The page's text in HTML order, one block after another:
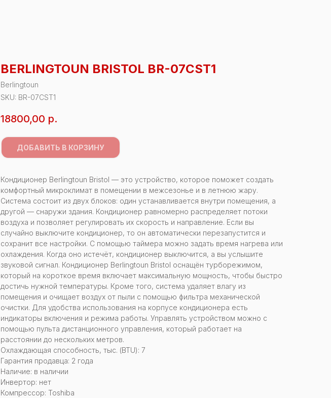
BERLINGTOUN BRISTOL BR-07CST1
Berlingtoun
SKU: BR-07CST1
18800,00 р.
ДОБАВИТЬ В КОРЗИНУ
Кондиционер Berlingtoun Bristol — это устройство, которое поможет создать
комфортный микроклимат в помещении в межсезонье и в летнюю жару.
Система состоит из двух блоков: один устанавливается внутри помещения, а
другой — снаружи здания. Кондиционер равномерно распределяет потоки
воздуха и позволяет регулировать их скорость и направление. Если вы
случайно выключите кондиционер, то он автоматически перезапустится и
сохранит все настройки. С помощью таймера можно задать время нагрева или
охлаждения. Когда оно истечёт, кондиционер выключится, а вы услышите
звуковой сигнал. Кондиционер Berlingtoun Bristol оснащён турборежимом,
который на короткое время включает максимальную мощность, чтобы быстро
достичь нужной температуры. Кроме того, система удаляет влагу из
помещения и очищает воздух от пыли с помощью фильтра механической
очистки. Для удобства использования на корпусе кондиционера есть
индикаторы включения и режима работы. Управлять устройством можно с
помощью пульта дистанционного управления, который работает на
расстоянии до нескольких метров.
Охлаждающая способность, тыс. (BTU): 7
Гарантия продавца: 2 года
Наличие: в наличии
Инвертор: нет
Компрессор: Toshiba